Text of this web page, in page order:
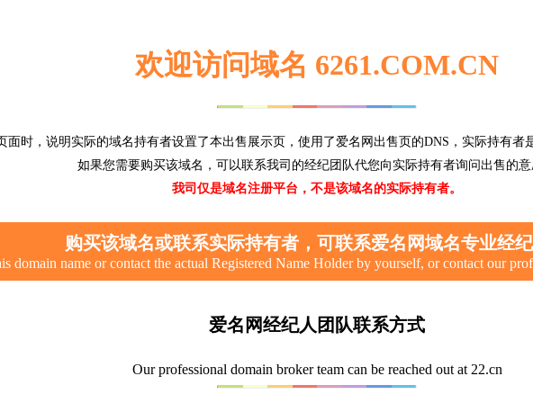
欢迎访问域名 6261.COM.CN
面时，说明实际的域名持有者设置了本出售展示页，使用了爱名网出售页的DNS，实际持有者
如果您需要购买该域名，可以联系我司的经纪团队代您向实际持有者询问出售的意
我司仅是域名注册平台，不是该域名的实际持有者。
购买该域名或联系实际持有者，可联系爱名网域名专业经
domain name or contact the actual Registered Name Holder by yourself, or contact our
爱名网经纪人团队联系方式
Our professional domain broker team can be reached out at 22.cn